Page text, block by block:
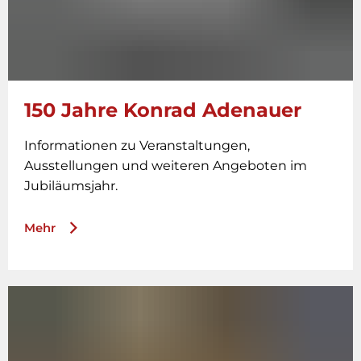
150 Jahre Konrad Adenauer
Informationen zu Veranstaltungen,
Ausstellungen und weiteren Angeboten im
Jubiläumsjahr.
Mehr